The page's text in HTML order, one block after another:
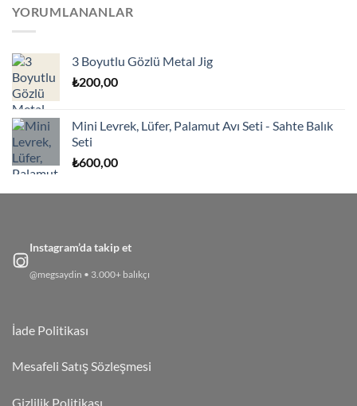
YORUMLANANLAR
3 Boyutlu Gözlü Metal Jig
₺200,00
Mini Levrek, Lüfer, Palamut Avı Seti - Sahte Balık
Seti
₺600,00
Instagram’da takip et
@megsaydin • 3.000+ balıkçı
İade Politikası
Mesafeli Satış Sözleşmesi
Gizlilik Politikası